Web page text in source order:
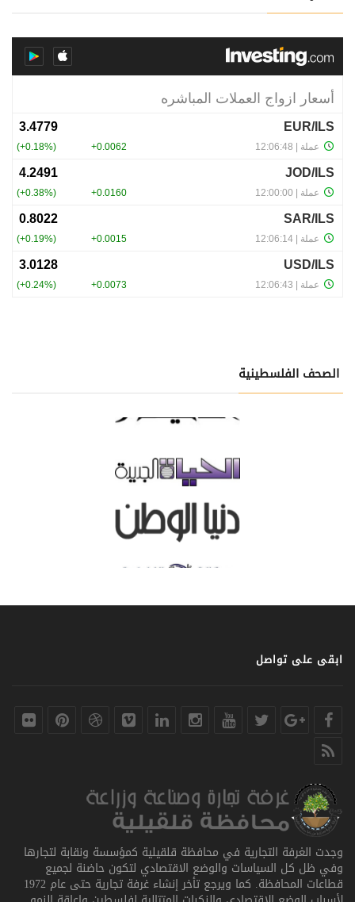
الصحف الفلسطينية
ابقى على تواصل
وجدت الغرفة التجارية في محافظة قلقيلية كمؤسسة ونقابة لتجارها
وفي ظل كل السياسات والوضع الاقتصادي لتكون حاضنة لجميع
قطاعات المحافظة. كما ويرجع تأخر إنشاء غرفة تجارية حتى عام 1972